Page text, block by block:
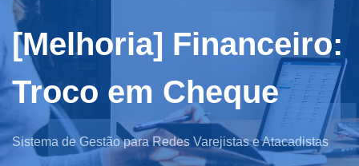
[Melhoria] Financeiro:
Troco em Cheque
Sistema de Gestão para Redes Varejistas e Atacadistas